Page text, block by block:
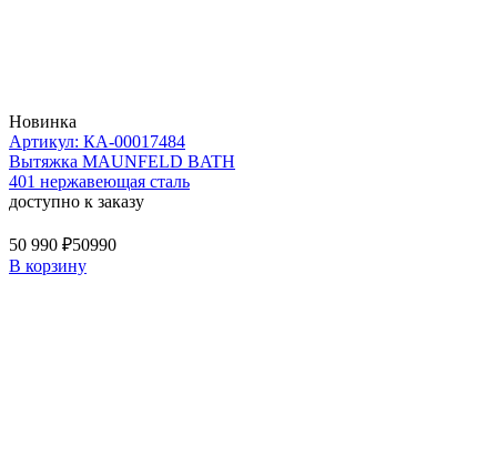
Новинка
Артикул: КА-00017484
Вытяжка MAUNFELD BATH
401 нержавеющая сталь
доступно к заказу
50 990 ₽50990
В корзину